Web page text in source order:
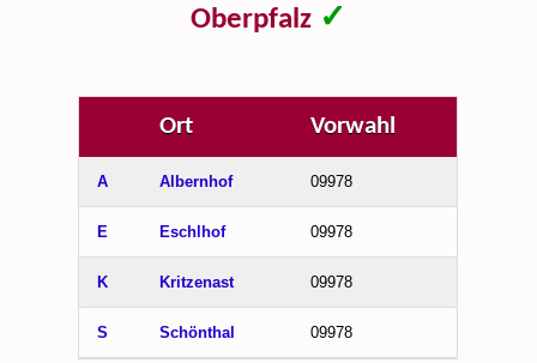
Oberpfalz ✓
Ort Vorwahl
A Albernhof 09978
E Eschlhof 09978
K Kritzenast 09978
S Schönthal 09978